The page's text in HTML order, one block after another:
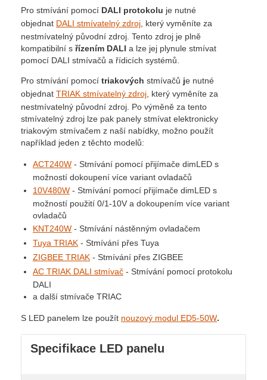
Pro stmívání pomocí DALI protokolu je nutné
objednat DALI stmívatelný zdroj , který vyměníte za
nestmívatelný původní zdroj. Tento zdroj je plně
kompatibilní s řízením DALI a lze jej plynule stmívat
pomocí DALI stmívačů a řídicích systémů.
Pro stmívání pomocí triakových stmívačů je nutné
objednat TRIAK stmívatelný zdroj , který vyměníte za
nestmívatelný původní zdroj. Po výměně za tento
stmívatelný zdroj lze pak panely stmívat elektronicky
triakovým stmívačem z naší nabídky, možno použít
například jeden z těchto modelů:
ACT240W - Stmívání pomocí přijímače dimLED s
možností dokoupení více variant ovladačů
10V480W - Stmívání pomocí přijímače dimLED s
možností použití 0/1-10V a dokoupením více variant
ovladačů
KNT240W - Stmívání nástěnným ovladačem
Tuya TRIAK - Stmívání přes Tuya
ZIGBEE TRIAK - Stmívání přes ZIGBEE
AC TRIAK DALI stmívač - Stmívání pomocí protokolu
DALI
a další stmívače TRIAC
S LED panelem lze použít nouzový modul ED5-50W.
Specifikace LED panelu